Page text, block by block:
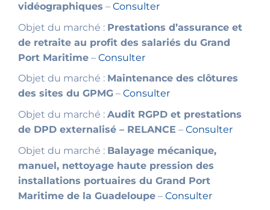
vidéographiques – Consulter
Objet du marché : Prestations d’assurance et
de retraite au profit des salariés du Grand
Port Maritime – Consulter
Objet du marché : Maintenance des clôtures
des sites du GPMG – Consulter
Objet du marché : Audit RGPD et prestations
de DPD externalisé – RELANCE – Consulter
Objet du marché : Balayage mécanique,
manuel, nettoyage haute pression des
installations portuaires du Grand Port
Maritime de la Guadeloupe – Consulter